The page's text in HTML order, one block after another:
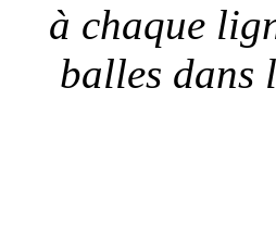
à chaque
balles dans